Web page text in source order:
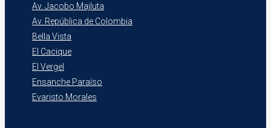
Av. Jacobo Majluta
Av. República de Colombia
Bella Vista
El Cacique
El Vergel
Ensanche Paraíso
Evaristo Morales